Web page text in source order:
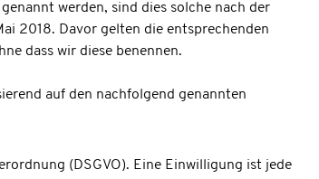
werden, sind dies solche nach der
2018. Davor gelten die entsprechenden
dass wir diese benennen.
auf den nachfolgend genannten
(DSGVO). Eine Einwilligung ist jede